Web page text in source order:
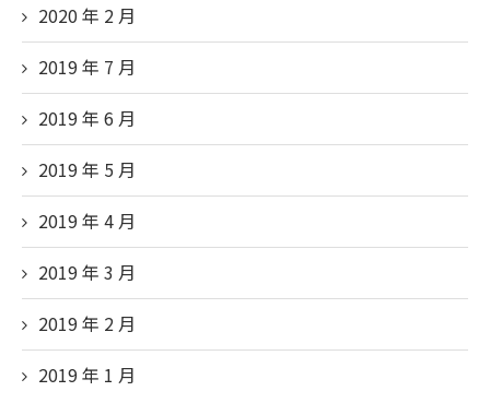
2020 年 2 月
2019 年 7 月
2019 年 6 月
2019 年 5 月
2019 年 4 月
2019 年 3 月
2019 年 2 月
2019 年 1 月